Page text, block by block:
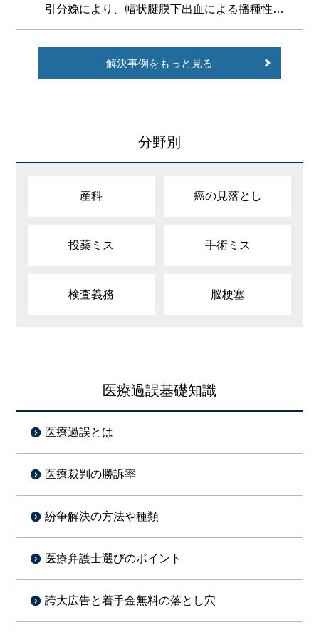
し、その9日後に脳出血を発症し、常時要介護状
態で症状固定したことについて、1億2000万円
余の和解が成立した事例
引分娩により、帽状腱膜下出血による播種性血
管内凝固症候群（DIC）を引き起こし、出産後
死亡した事案で、和解により約3500万円の賠償
が認められた事例解決事例をもっと見る
分野別
産科 癌の見落とし
投薬ミス 手術ミス
検査義務 脳梗塞
医療過誤基礎知識
医療過誤とは
医療裁判の勝訴率
紛争解決の方法や種類
医療弁護士選びのポイント
誇大広告と着手金無料の落とし穴